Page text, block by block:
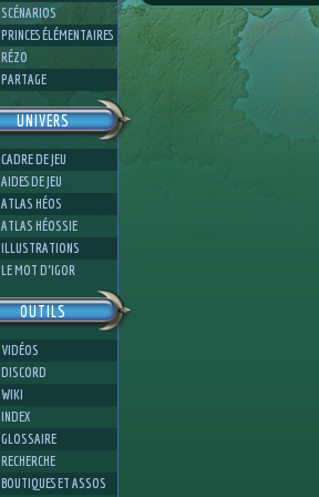
SCÉNARIOS
PRINCES ÉLÉMENTAIRES
RÉZO
PARTAGE
UNIVERS
CADRE DE JEU
AIDES DE JEU
ATLAS HÉOS
ATLAS HÉOSSIE
ILLUSTRATIONS
LE MOT D'IGOR
OUTILS
VIDÉOS
DISCORD
WIKI
INDEX
GLOSSAIRE
RECHERCHE
BOUTIQUES ET ASSOS